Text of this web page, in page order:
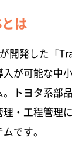
は
開発した「
が可能な中
。トヨタ系部
・工程管理
です。